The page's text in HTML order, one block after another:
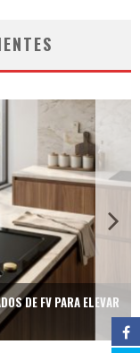
DE FV PARA ELEVAR